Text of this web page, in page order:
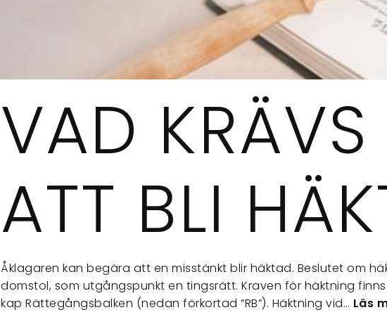
VAD KRÄVS
ATT BLI
Åklagaren kan begära att en misstänkt blir häktad. Beslutet om
domstol, som utgångspunkt en tingsrätt. Kraven för häktning
kap Rättegångsbalken (nedan förkortad ”RB”). Häktning vid… Läs